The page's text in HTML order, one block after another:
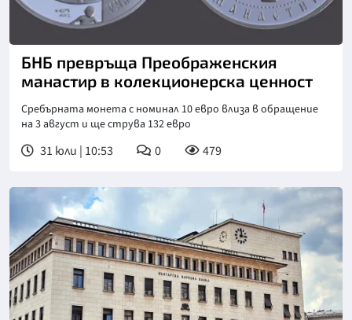
БНБ превръща Преображенския
манастир в колекционерска ценност
Сребърната монета с номинал 10 евро влиза в обращение
на 3 август и ще струва 132 евро
31 юли | 10:53 0 479